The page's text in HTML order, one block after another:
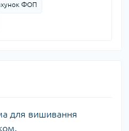
ФОП
для вишивання